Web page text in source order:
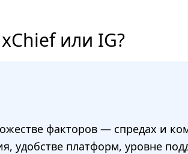
или IG?
факторов — спредах и
удобстве платформ, уровне